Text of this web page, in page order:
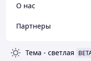
О нас
Партнеры
Тема - светлая